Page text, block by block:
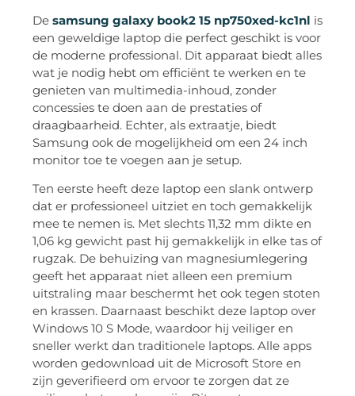
De samsung galaxy book2 15 np750xed-kc1nl is
een geweldige laptop die perfect geschikt is voor
de moderne professional. Dit apparaat biedt alles
wat je nodig hebt om efficiënt te werken en te
genieten van multimedia-inhoud, zonder
concessies te doen aan de prestaties of
draagbaarheid. Echter, als extraatje, biedt
Samsung ook de mogelijkheid om een 24 inch
monitor toe te voegen aan je setup.
Ten eerste heeft deze laptop een slank ontwerp
dat er professioneel uitziet en toch gemakkelijk
mee te nemen is. Met slechts 11,32 mm dikte en
1,06 kg gewicht past hij gemakkelijk in elke tas of
rugzak. De behuizing van magnesiumlegering
geeft het apparaat niet alleen een premium
uitstraling maar beschermt het ook tegen stoten
en krassen. Daarnaast beschikt deze laptop over
Windows 10 S Mode, waardoor hij veiliger en
sneller werkt dan traditionele laptops. Alle apps
worden gedownload uit de Microsoft Store en
zijn geverifieerd om ervoor te zorgen dat ze